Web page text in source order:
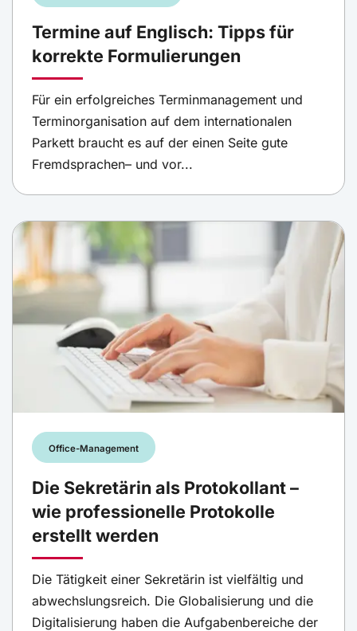
Termine auf Englisch: Tipps für
korrekte Formulierungen
Für ein erfolgreiches Terminmanagement und
Terminorganisation auf dem internationalen
Parkett braucht es auf der einen Seite gute
Fremdsprachen– und vor...
Office-Management
Die Sekretärin als Protokollant –
wie professionelle Protokolle
erstellt werden
Die Tätigkeit einer Sekretärin ist vielfältig und
abwechslungsreich. Die Globalisierung und die
Digitalisierung haben die Aufgabenbereiche der